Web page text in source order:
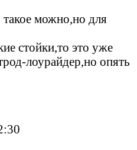
можно,но для
стойки,то это уже
лоурайдер,но опять